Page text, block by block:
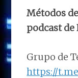
Métodos
podcast de
Grupo de
https://